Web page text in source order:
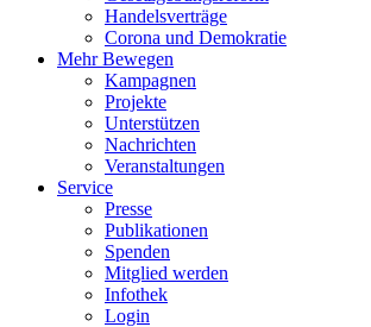
Handelsverträge
Corona und Demokratie
Mehr Bewegen
Kampagnen
Projekte
Unterstützen
Nachrichten
Veranstaltungen
Service
Presse
Publikationen
Spenden
Mitglied werden
Infothek
Login